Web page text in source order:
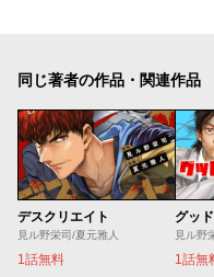
同じ著者の作品・関連作品
デスクリエイト
見ル野栄司/夏元雅人
1話無料
グッ
見ル野
1話無